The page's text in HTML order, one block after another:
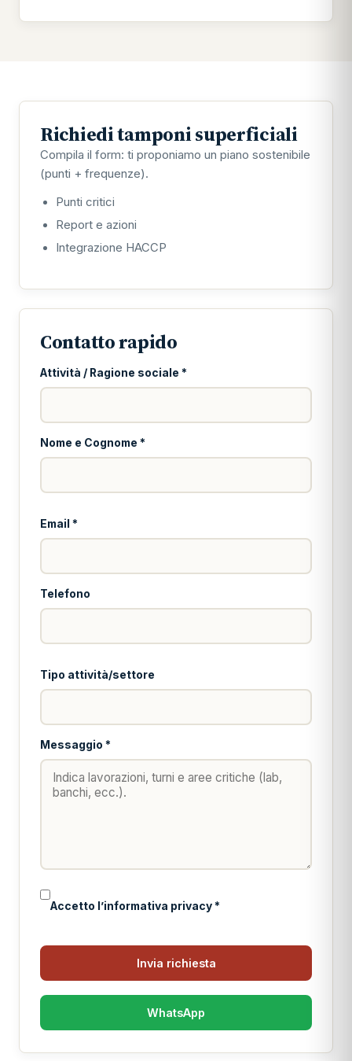
Richiedi tamponi superficiali
Compila il form: ti proponiamo un piano sostenibile
(punti + frequenze).
Punti critici
Report e azioni
Integrazione HACCP
Contatto rapido
Attività / Ragione sociale *
Nome e Cognome *
Email *
Telefono
Tipo attività/settore
Messaggio *
Accetto l’informativa privacy *
Invia richiesta
WhatsApp